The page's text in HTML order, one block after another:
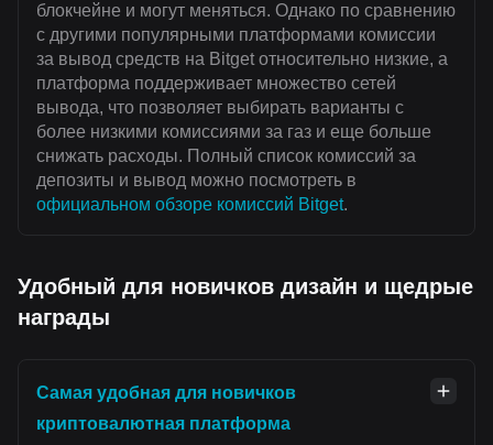
блокчейне и могут меняться. Однако по сравнению
с другими популярными платформами комиссии
за вывод средств на Bitget относительно низкие, а
платформа поддерживает множество сетей
вывода, что позволяет выбирать варианты с
более низкими комиссиями за газ и еще больше
снижать расходы. Полный список комиссий за
депозиты и вывод можно посмотреть в
официальном обзоре комиссий Bitget.
Удобный для новичков дизайн и щедрые
награды
Самая удобная для новичков
криптовалютная платформа